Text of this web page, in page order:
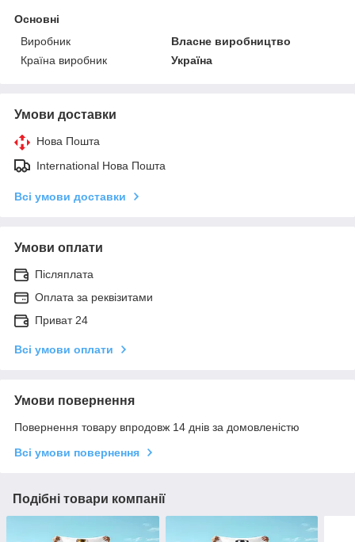
Основні
Виробник
Власне виробництво
Країна виробник
Україна
Умови доставки
Нова Пошта
International Нова Пошта
Всі умови доставки
Умови оплати
Післяплата
Оплата за реквізитами
Приват 24
Всі умови оплати
Умови повернення
Повернення товару впродовж 14 днів за домовленістю
Всі умови повернення
Подібні товари компанії